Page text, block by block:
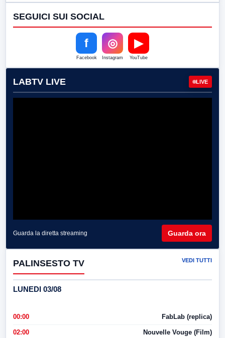
SEGUICI SUI SOCIAL
f
Facebook
◎
Instagram
▶
YouTube
LABTV LIVE LIVE
Guarda la diretta streaming Guarda ora
PALINSESTO TV VEDI TUTTI
LUNEDI 03/08
00:00 FabLab (replica)
02:00 Nouvelle Vouge (Film)